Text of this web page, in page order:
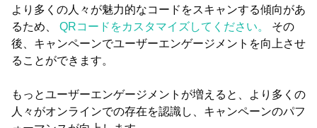
より多くの人々が魅力的なコードをスキャンする傾向があ
るため、 QRコードをカスタマイズしてください。 その
後、キャンペーンでユーザーエンゲージメントを向上させ
ることができます。
もっとユーザーエンゲージメントが増えると、より多くの
人々がオンラインでの存在を認識し、キャンペーンのパフ